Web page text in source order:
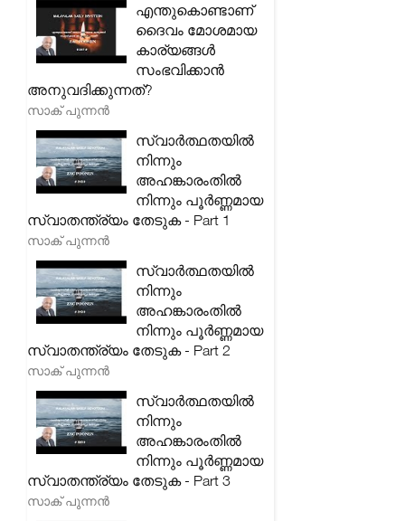
എന്തുകൊണ്ടാണ്
ദൈവം മോശമായ
കാര്യങ്ങൾ
സംഭവിക്കാൻ
അനുവദിക്കുന്നത്?
സാക് പുന്നൻ
സ്വാർത്ഥതയിൽ
നിന്നും
അഹങ്കാരംതിൽ
നിന്നും പൂർണ്ണമായ
സ്വാതന്ത്ര്യം തേടുക - Part 1
സാക് പുന്നൻ
സ്വാർത്ഥതയിൽ
നിന്നും
അഹങ്കാരംതിൽ
നിന്നും പൂർണ്ണമായ
സ്വാതന്ത്ര്യം തേടുക - Part 2
സാക് പുന്നൻ
സ്വാർത്ഥതയിൽ
നിന്നും
അഹങ്കാരംതിൽ
നിന്നും പൂർണ്ണമായ
സ്വാതന്ത്ര്യം തേടുക - Part 3
സാക് പുന്നൻ